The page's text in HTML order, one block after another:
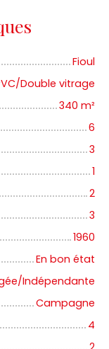
Fioul
Double vitrage
340 m²
6
3
1
2
3
1960
En bon état
Indépendante
Campagne
4